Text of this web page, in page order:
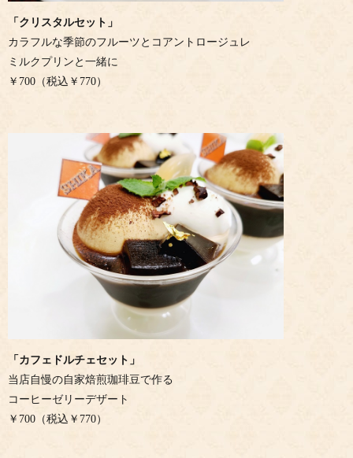
「クリスタルセット」
カラフルな季節のフルーツとコアントロージュレ
ミルクプリンと一緒に
￥700（税込￥770）
「カフェドルチェセット」
当店自慢の自家焙煎珈琲豆で作る
コーヒーゼリーデザート
￥700（税込￥770）